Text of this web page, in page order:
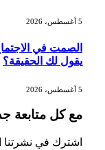
% بالربع
مهرجان
5 أغسطس، 2026
الصمت في
يقول لك الحقيقة؟
5 أغسطس، 2026
مع كل متابعة
اشترك في نشرتنا